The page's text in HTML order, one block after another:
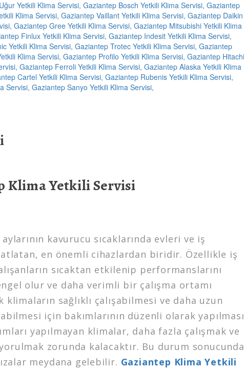
Klima Yetkili Servisi
kavurucu sıcaklarında evleri ve iş
en önemli cihazlardan biridir. Özellikle iş
sıcaktan etkilenip performanslarını
olur ve daha verimli bir çalışma ortamı
klimaların sağlıklı çalışabilmesi ve daha uzun
için bakımlarının düzenli olarak yapılması
yapılmayan klimalar, daha fazla çalışmak ve
zorunda kalacaktır. Bu durum sonucunda
meydana gelebilir. Gaziantep Klima Yetkili